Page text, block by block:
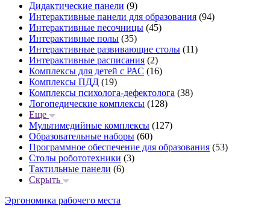
Дидактические панели (9)
Интерактивные панели для образования (94)
Интерактивные песочницы (45)
Интерактивные полы (35)
Интерактивные развивающие столы (11)
Интерактивные расписания (2)
Комплексы для детей с РАС (16)
Комплексы ПДД (19)
Комплексы психолога-дефектолога (38)
Логопедические комплексы (128)
Еще
Мультимедийные комплексы (127)
Образовательные наборы (60)
Программное обеспечение для образования (53)
Столы робототехники (3)
Тактильные панели (6)
Скрыть
Эргономика рабочего места